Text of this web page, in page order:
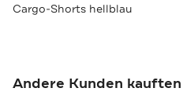
Cargo-Shorts hellblau
Andere Kunden kauften